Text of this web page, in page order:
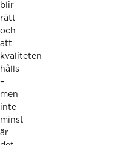
blir
rätt
och
att
kvaliteten
hålls
–
men
inte
minst
är